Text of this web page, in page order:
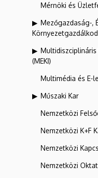
Mérnöki és
Mezőgazdaság-,
(MEKI)
Multimédia és E-
Műszaki Kar
Nemzetközi
Nemzetközi K+F
Nemzetközi
Nemzetközi